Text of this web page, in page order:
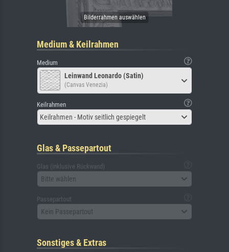
Medium & Keilrahmen
Medium
Leinwand Leonardo (Satin)
(Canvas Venezia)
Keilrahmen
Keilrahmen - Motiv seitlich gespiegelt
Glas & Passepartout
Glas (inklusive Rückwand)
Bitte wählen
Passepartout
Kein Passepartout
Sonstiges & Extras